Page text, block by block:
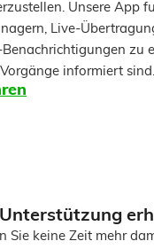
Unsere App
Live-
zu
informiert sind.
Sie keine Zeit mehr